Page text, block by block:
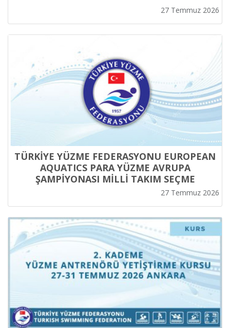
27 Temmuz 2026
TÜRKİYE YÜZME FEDERASYONU EUROPEAN
AQUATICS PARA YÜZME AVRUPA
ŞAMPİYONASI MİLLİ TAKIM SEÇME
27 Temmuz 2026